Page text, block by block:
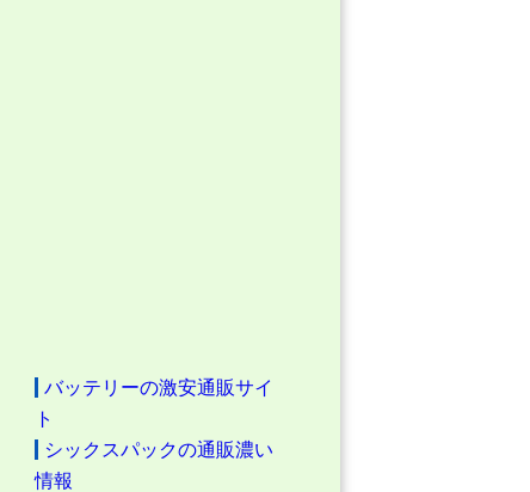
バッテリーの激安通販サイ
ト
シックスパックの通販濃い
情報